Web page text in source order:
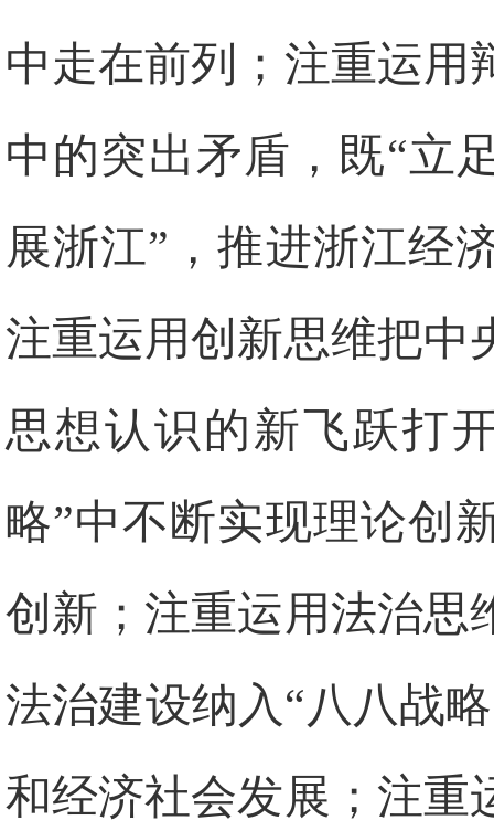
中走在前列；注重运用
中的突出矛盾，既“立
展浙江”，推进浙江经
注重运用创新思维把中
思想认识的新飞跃打
略”中不断实现理论创
创新；注重运用法治思
法治建设纳入“八八战
和经济社会发展；注重